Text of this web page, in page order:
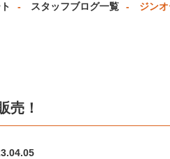
スタッフブログ一覧 ジン
売！